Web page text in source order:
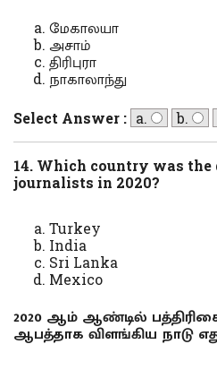
மேகாலயா
அசாம்
திரிபுரா
நாகாலாந்து
Select Answer : a. b.
14. Which country was
journalists in 2020?
Turkey
India
Sri Lanka
Mexico
2020 ஆம் ஆண்டில்
ஆபத்தாக விளங்கிய நாடு